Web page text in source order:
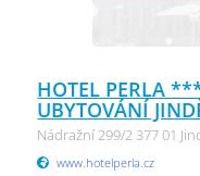
HOTEL PERLA
UBYTOVÁNÍ
Nádražní 299/2 377 01
www.hotelperla.cz